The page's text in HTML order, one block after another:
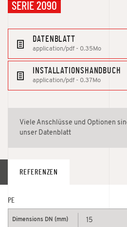
SERIE 2090
DATENBLATT
application/pdf - 0.35Mo
INSTALLATIONSHANDBUCH
application/pdf - 0.37Mo
Viele Anschlüsse und Optionen
unser Datenblatt
REFERENZEN
PE
15